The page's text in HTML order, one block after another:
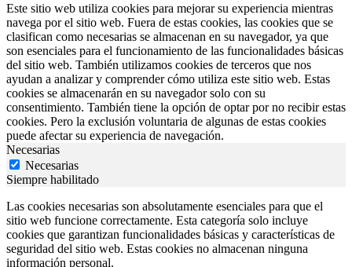
Este sitio web utiliza cookies para mejorar su experiencia mientras
navega por el sitio web. Fuera de estas cookies, las cookies que se
clasifican como necesarias se almacenan en su navegador, ya que
son esenciales para el funcionamiento de las funcionalidades básicas
del sitio web. También utilizamos cookies de terceros que nos
ayudan a analizar y comprender cómo utiliza este sitio web. Estas
cookies se almacenarán en su navegador solo con su
consentimiento. También tiene la opción de optar por no recibir estas
cookies. Pero la exclusión voluntaria de algunas de estas cookies
puede afectar su experiencia de navegación.
Necesarias
Necesarias
Siempre habilitado
Las cookies necesarias son absolutamente esenciales para que el
sitio web funcione correctamente. Esta categoría solo incluye
cookies que garantizan funcionalidades básicas y características de
seguridad del sitio web. Estas cookies no almacenan ninguna
información personal.